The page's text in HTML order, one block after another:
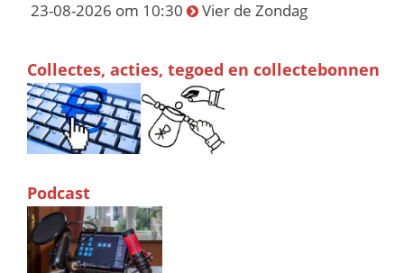
23-08-2026 om 10:30 Vier de Zondag
Collectes, acties, tegoed en collectebonnen
Podcast